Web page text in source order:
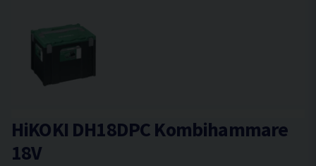
HiKOKI DH18DPC Kombihammare
18V